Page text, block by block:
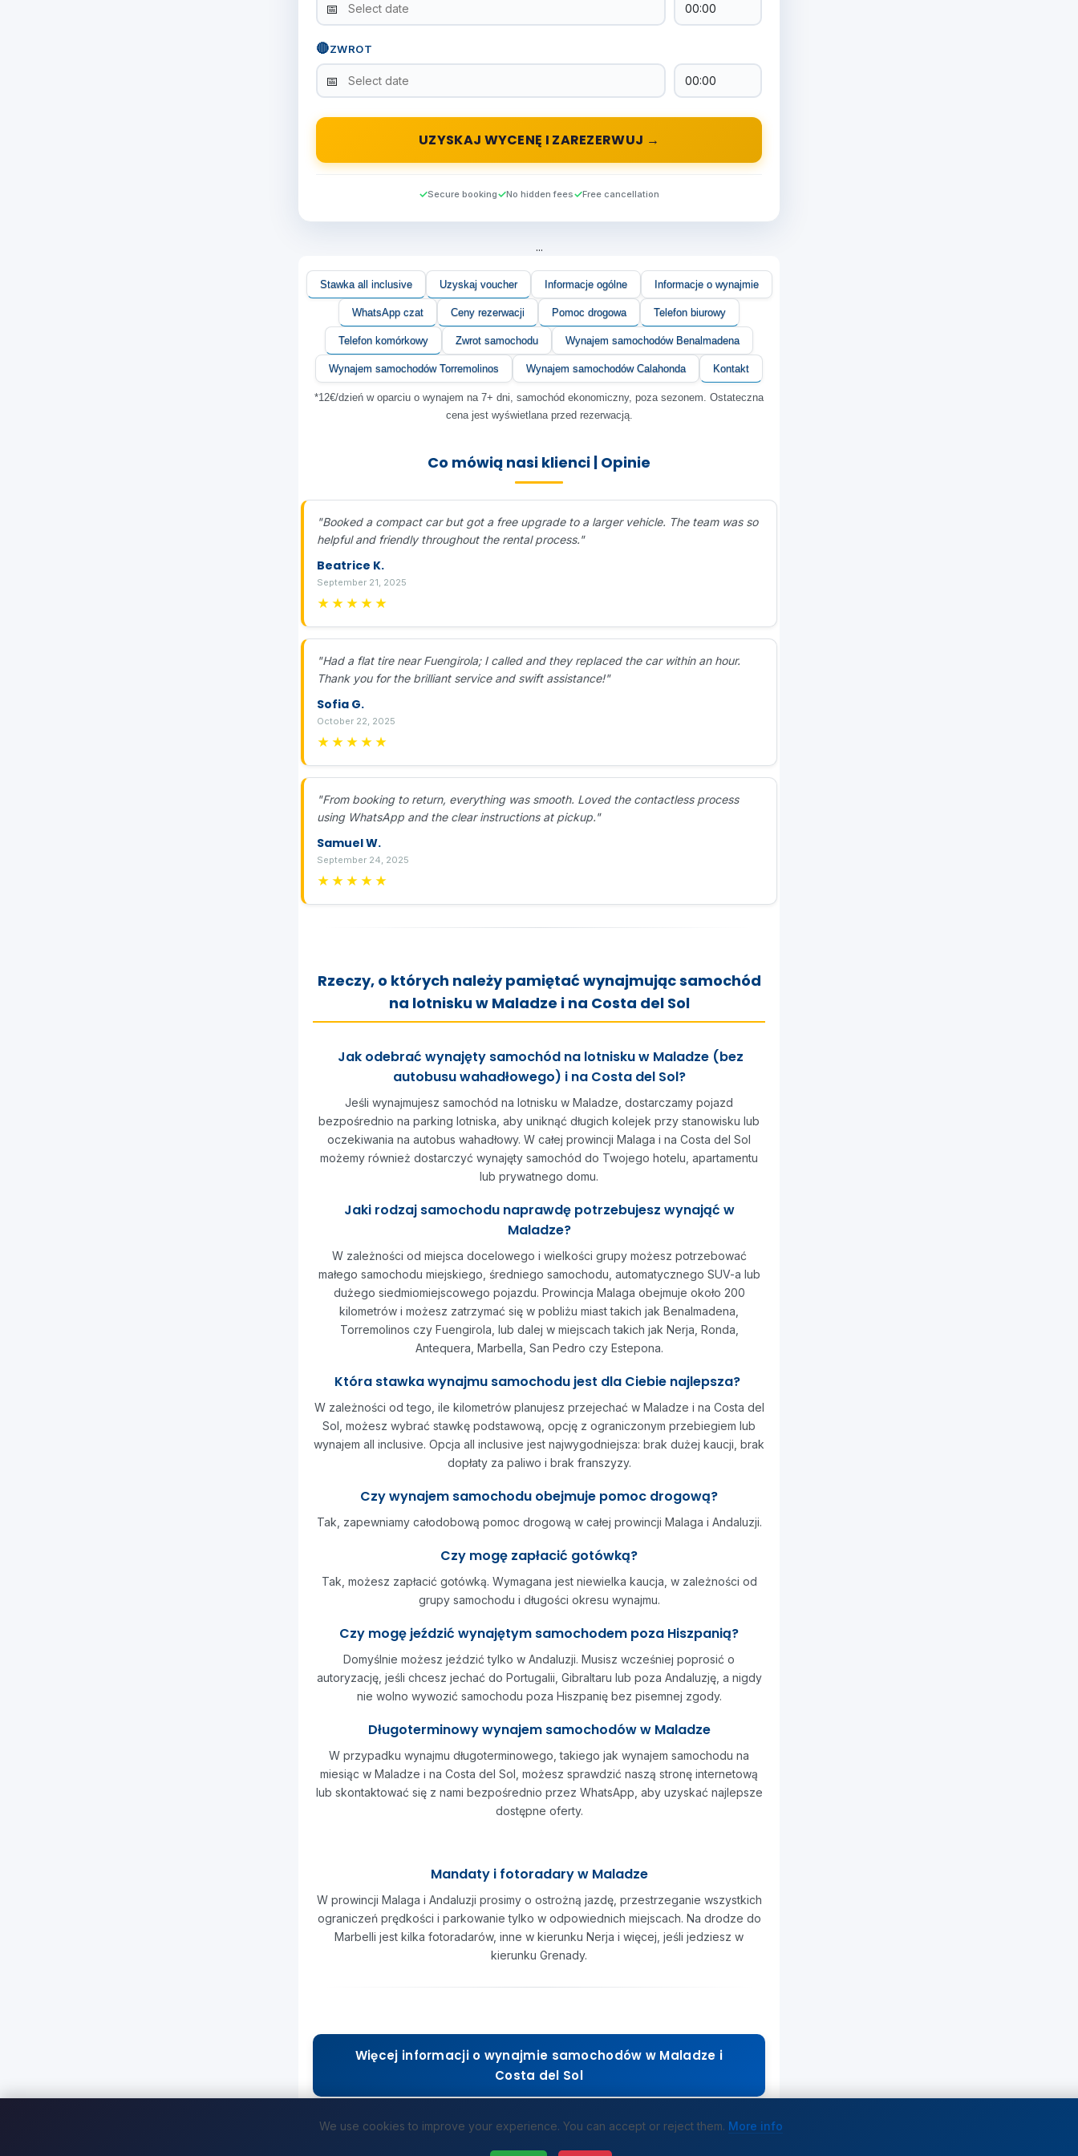
🔴ZWROT
UZYSKAJ WYCENĘ I ZAREZERWUJ →
Secure booking No hidden fees Free cancellation
...
Stawka all inclusive Uzyskaj voucher Informacje ogólne Informacje o wynajmie
WhatsApp czat Ceny rezerwacji Pomoc drogowa Telefon biurowy
Telefon komórkowy Zwrot samochodu Wynajem samochodów Benalmadena
Wynajem samochodów Torremolinos Wynajem samochodów Calahonda Kontakt
*12€/dzień w oparciu o wynajem na 7+ dni, samochód ekonomiczny, poza sezonem. Ostateczna
cena jest wyświetlana przed rezerwacją.
Co mówią nasi klienci | Opinie
"Booked a compact car but got a free upgrade to a larger vehicle. The team was so
helpful and friendly throughout the rental process."
Beatrice K.
September 21, 2025
★★★★★
"Had a flat tire near Fuengirola; I called and they replaced the car within an hour.
Thank you for the brilliant service and swift assistance!"
Sofia G.
October 22, 2025
★★★★★
"From booking to return, everything was smooth. Loved the contactless process
using WhatsApp and the clear instructions at pickup."
Samuel W.
September 24, 2025
★★★★★
Rzeczy, o których należy pamiętać wynajmując samochód
na lotnisku w Maladze i na Costa del Sol
Jak odebrać wynajęty samochód na lotnisku w Maladze (bez
autobusu wahadłowego) i na Costa del Sol?
Jeśli wynajmujesz samochód na lotnisku w Maladze, dostarczamy pojazd
bezpośrednio na parking lotniska, aby uniknąć długich kolejek przy stanowisku lub
oczekiwania na autobus wahadłowy. W całej prowincji Malaga i na Costa del Sol
możemy również dostarczyć wynajęty samochód do Twojego hotelu, apartamentu
lub prywatnego domu.
Jaki rodzaj samochodu naprawdę potrzebujesz wynająć w
Maladze?
W zależności od miejsca docelowego i wielkości grupy możesz potrzebować
małego samochodu miejskiego, średniego samochodu, automatycznego SUV-a lub
dużego siedmiomiejscowego pojazdu. Prowincja Malaga obejmuje około 200
kilometrów i możesz zatrzymać się w pobliżu miast takich jak Benalmadena,
Torremolinos czy Fuengirola, lub dalej w miejscach takich jak Nerja, Ronda,
Antequera, Marbella, San Pedro czy Estepona.
Która stawka wynajmu samochodu jest dla Ciebie najlepsza?
W zależności od tego, ile kilometrów planujesz przejechać w Maladze i na Costa del
Sol, możesz wybrać stawkę podstawową, opcję z ograniczonym przebiegiem lub
wynajem all inclusive. Opcja all inclusive jest najwygodniejsza: brak dużej kaucji, brak
dopłaty za paliwo i brak franszyzy.
Czy wynajem samochodu obejmuje pomoc drogową?
Tak, zapewniamy całodobową pomoc drogową w całej prowincji Malaga i Andaluzji.
Czy mogę zapłacić gotówką?
Tak, możesz zapłacić gotówką. Wymagana jest niewielka kaucja, w zależności od
grupy samochodu i długości okresu wynajmu.
Czy mogę jeździć wynajętym samochodem poza Hiszpanią?
Domyślnie możesz jeździć tylko w Andaluzji. Musisz wcześniej poprosić o
autoryzację, jeśli chcesz jechać do Portugalii, Gibraltaru lub poza Andaluzję, a nigdy
nie wolno wywozić samochodu poza Hiszpanię bez pisemnej zgody.
Długoterminowy wynajem samochodów w Maladze
W przypadku wynajmu długoterminowego, takiego jak wynajem samochodu na
miesiąc w Maladze i na Costa del Sol, możesz sprawdzić naszą stronę internetową
lub skontaktować się z nami bezpośrednio przez WhatsApp, aby uzyskać najlepsze
dostępne oferty.
Mandaty i fotoradary w Maladze
W prowincji Malaga i Andaluzji prosimy o ostrożną jazdę, przestrzeganie wszystkich
ograniczeń prędkości i parkowanie tylko w odpowiednich miejscach. Na drodze do
Marbelli jest kilka fotoradarów, inne w kierunku Nerja i więcej, jeśli jedziesz w
kierunku Grenady.
Więcej informacji o wynajmie samochodów w Maladze i
Costa del Sol
We use cookies to improve your experience. You can accept or reject them. More info